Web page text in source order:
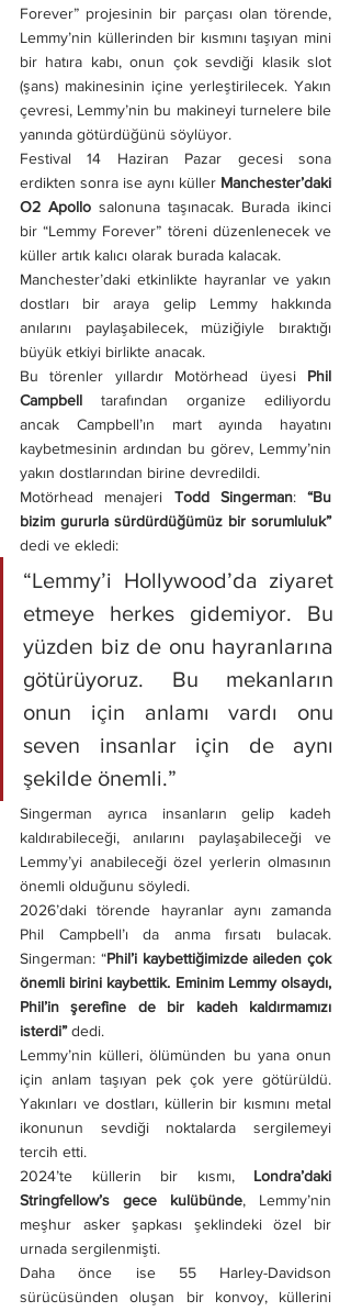
Forever” projesinin bir parçası olan törende,
Lemmy’nin küllerinden bir kısmını taşıyan mini
bir hatıra kabı, onun çok sevdiği klasik slot
(şans) makinesinin içine yerleştirilecek. Yakın
çevresi, Lemmy’nin bu makineyi turnelere bile
yanında götürdüğünü söylüyor.
Festival 14 Haziran Pazar gecesi sona
erdikten sonra ise aynı küller Manchester’daki
O2 Apollo salonuna taşınacak. Burada ikinci
bir “Lemmy Forever” töreni düzenlenecek ve
küller artık kalıcı olarak burada kalacak.
Manchester’daki etkinlikte hayranlar ve yakın
dostları bir araya gelip Lemmy hakkında
anılarını paylaşabilecek, müziğiyle bıraktığı
büyük etkiyi birlikte anacak.
Bu törenler yıllardır Motörhead üyesi Phil
Campbell tarafından organize ediliyordu
ancak Campbell’ın mart ayında hayatını
kaybetmesinin ardından bu görev, Lemmy’nin
yakın dostlarından birine devredildi.
Motörhead menajeri Todd Singerman: “Bu
bizim gururla sürdürdüğümüz bir sorumluluk”
dedi ve ekledi:
“Lemmy’i Hollywood’da ziyaret
etmeye herkes gidemiyor. Bu
yüzden biz de onu hayranlarına
götürüyoruz. Bu mekanların
onun için anlamı vardı onu
seven insanlar için de aynı
şekilde önemli.”
Singerman ayrıca insanların gelip kadeh
kaldırabileceği, anılarını paylaşabileceği ve
Lemmy’yi anabileceği özel yerlerin olmasının
önemli olduğunu söyledi.
2026’daki törende hayranlar aynı zamanda
Phil Campbell’ı da anma fırsatı bulacak.
Singerman: “Phil’i kaybettiğimizde aileden çok
önemli birini kaybettik. Eminim Lemmy olsaydı,
Phil’in şerefine de bir kadeh kaldırmamızı
isterdi” dedi.
Lemmy’nin külleri, ölümünden bu yana onun
için anlam taşıyan pek çok yere götürüldü.
Yakınları ve dostları, küllerin bir kısmını metal
ikonunun sevdiği noktalarda sergilemeyi
tercih etti.
2024’te küllerin bir kısmı, Londra’daki
Stringfellow’s gece kulübünde, Lemmy’nin
meşhur asker şapkası şeklindeki özel bir
urnada sergilenmişti.
Daha önce ise 55 Harley-Davidson
sürücüsünden oluşan bir konvoy, küllerini